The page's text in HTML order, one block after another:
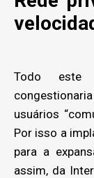
Todo este
usuários
Por isso a
para a
assim, da